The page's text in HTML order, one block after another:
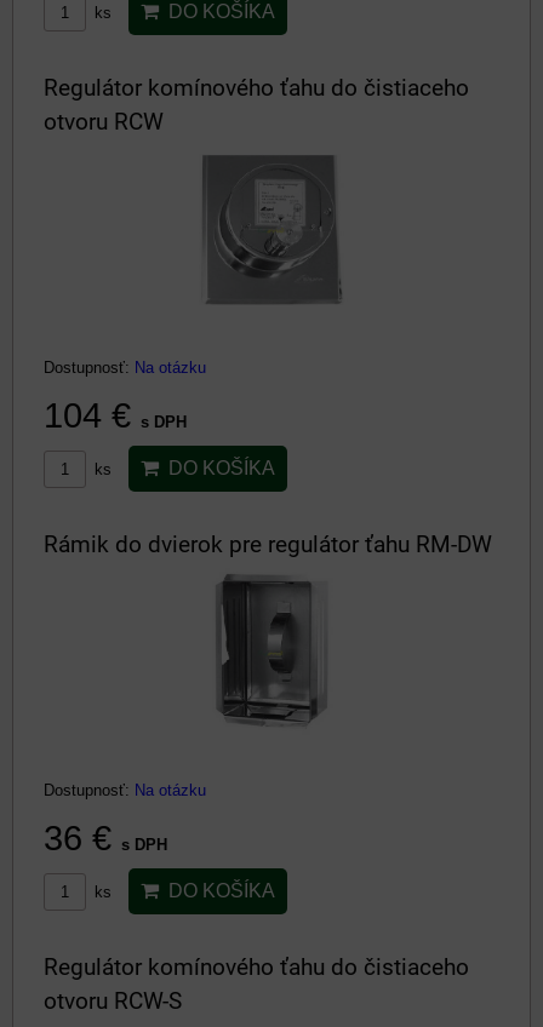
ks DO KOŠÍKA
Regulátor komínového ťahu do čistiaceho
otvoru RCW
Dostupnosť: Na otázku
104 € s DPH
ks DO KOŠÍKA
Rámik do dvierok pre regulátor ťahu RM-DW
Dostupnosť: Na otázku
36 € s DPH
ks DO KOŠÍKA
Regulátor komínového ťahu do čistiaceho
otvoru RCW-S